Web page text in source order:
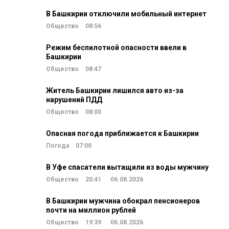
В Башкирии отключили мобильный интернет
Общество 08:56
Режим беспилотной опасности ввели в
Башкирии
Общество 08:47
Житель Башкирии лишился авто из-за
нарушений ПДД
Общество 08:00
Опасная погода приближается к Башкирии
Погода 07:00
В Уфе спасатели вытащили из воды мужчину
Общество 20:41 06.08.2026
В Башкирии мужчина обокрал пенсионеров
почти на миллион рублей
Общество 19:39 06.08.2026